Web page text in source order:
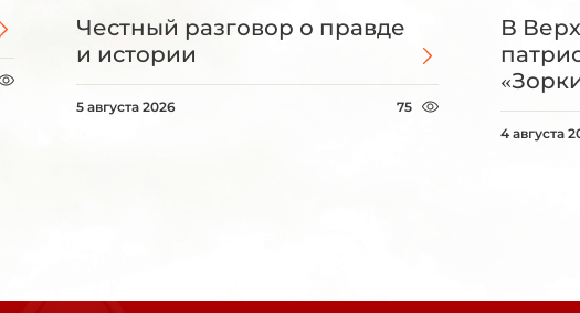
Честный разговор о правде
и истории
5 августа 2026 75
В
4 августа